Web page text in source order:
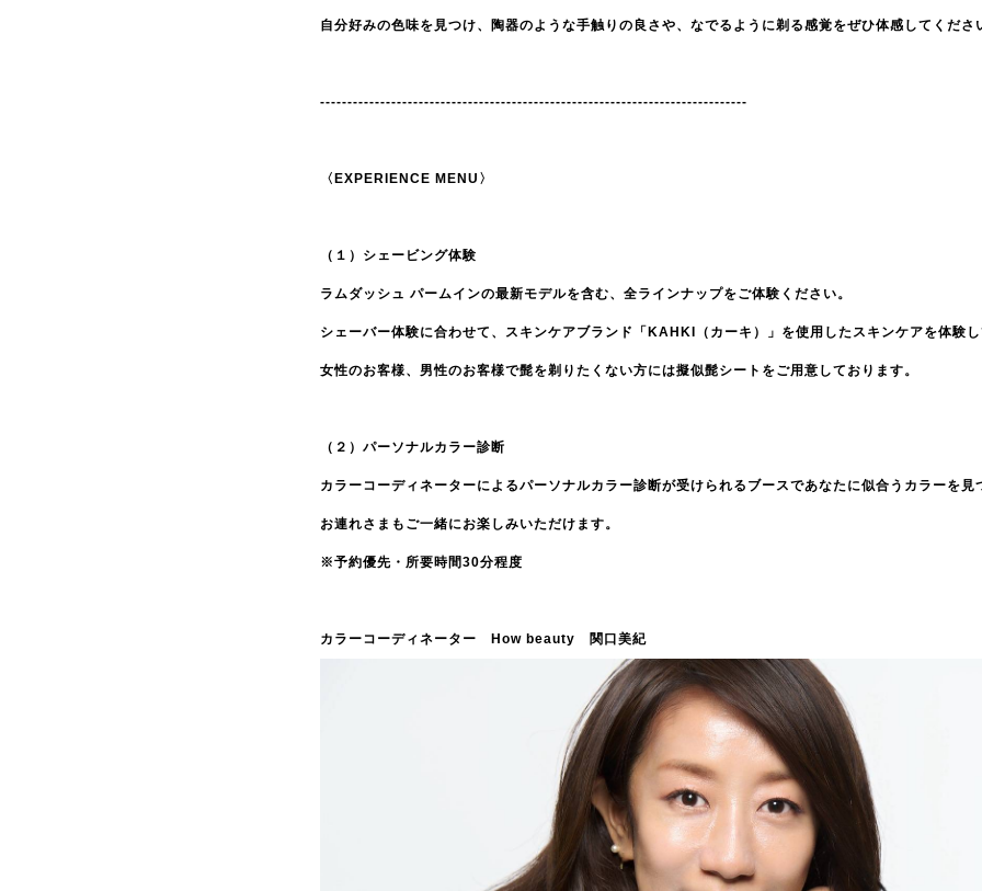
自分好みの色味を見つけ、陶器のような手触りの良さや、なでるように剃る感覚をぜひ体感してくださ
------------------------------------------------------------------------------
〈EXPERIENCE MENU〉
（１）シェービング体験
ラムダッシュ パームインの最新モデルを含む、全ラインナップをご体験ください。
シェーバー体験に合わせて、スキンケアブランド「KAHKI（カーキ）」を使用したスキンケアを体験
女性のお客様、男性のお客様で髭を剃りたくない方には擬似髭シートをご用意しております。
（２）パーソナルカラー診断
カラーコーディネーターによるパーソナルカラー診断が受けられるブースであなたに似合うカラーを見
お連れさまもご一緒にお楽しみいただけます。
※予約優先・所要時間30分程度
カラーコーディネーター How beauty 関口美紀